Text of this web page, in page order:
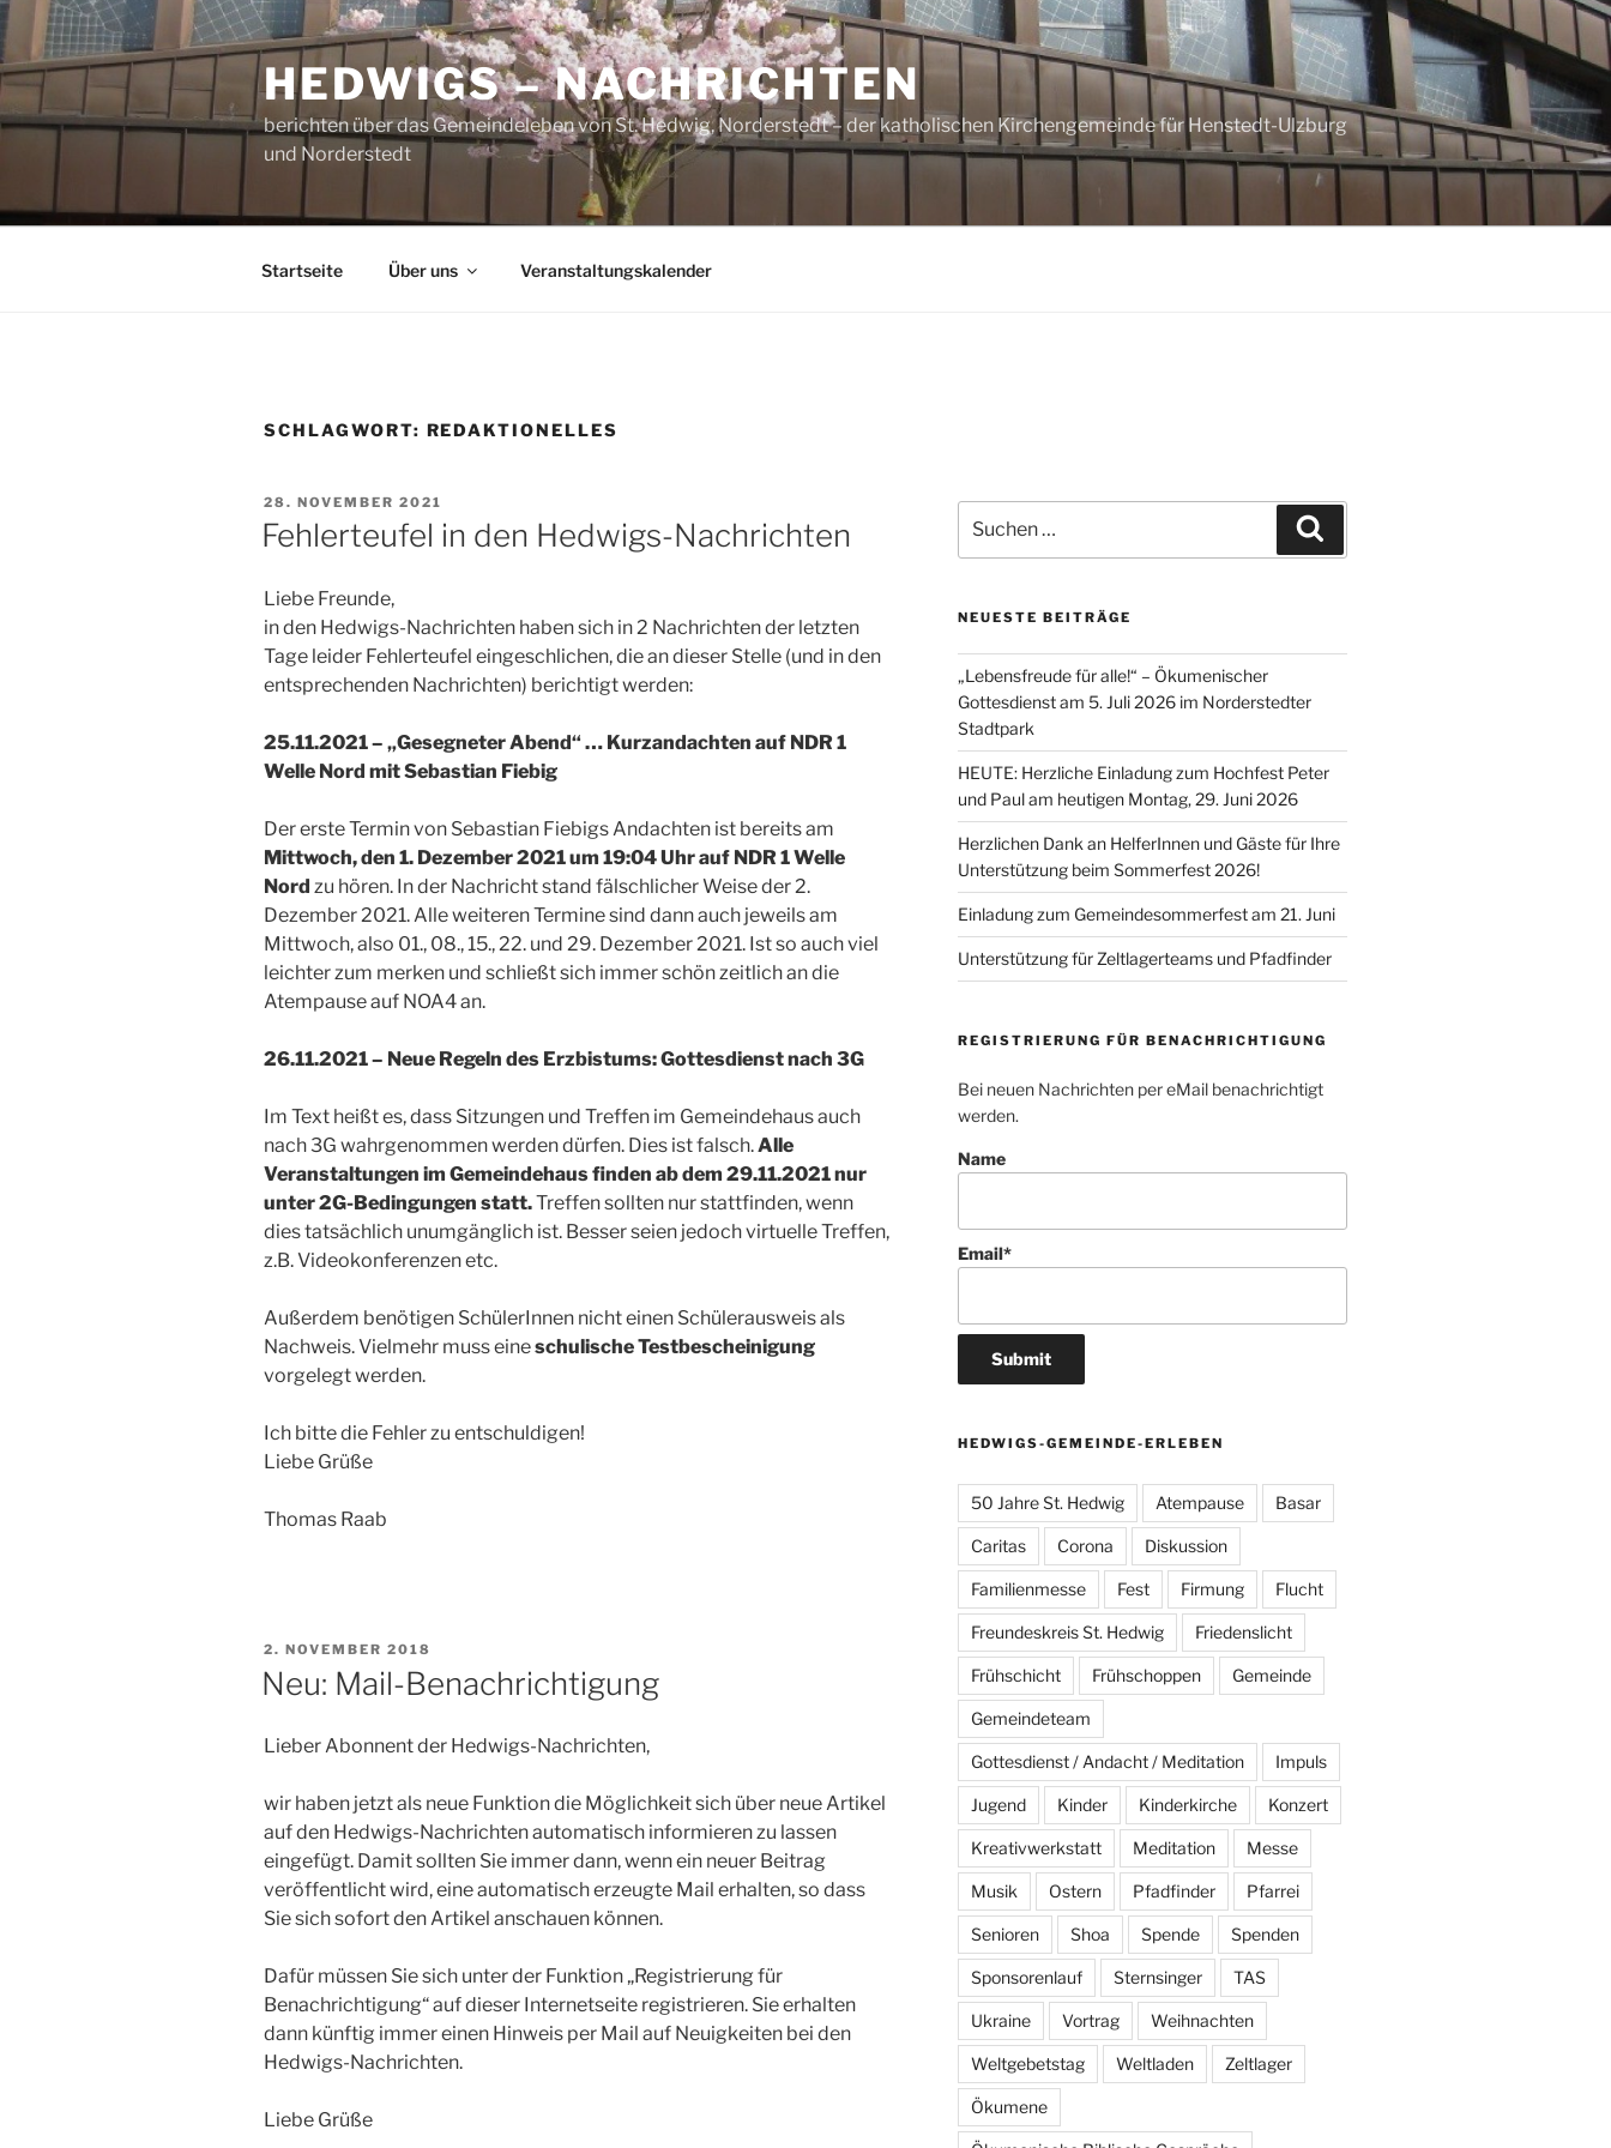
Zum
Inhalt
springen
HEDWIGS – NACHRICHTEN
berichten über das Gemeindeleben von St. Hedwig, Norderstedt – der katholischen Kirchengemeinde für Henstedt-Ulzburg
und Norderstedt
Startseite Über uns Veranstaltungskalender
SCHLAGWORT: REDAKTIONELLES
VERÖFFENTLICHT
AM
28. NOVEMBER 2021
Fehlerteufel in den Hedwigs-Nachrichten
Liebe Freunde,
in den Hedwigs-Nachrichten haben sich in 2 Nachrichten der letzten
Tage leider Fehlerteufel eingeschlichen, die an dieser Stelle (und in den
entsprechenden Nachrichten) berichtigt werden:
25.11.2021 – „Gesegneter Abend“ … Kurzandachten auf NDR 1
Welle Nord mit Sebastian Fiebig
Der erste Termin von Sebastian Fiebigs Andachten ist bereits am
Mittwoch, den 1. Dezember 2021 um 19:04 Uhr auf NDR 1 Welle
Nord zu hören. In der Nachricht stand fälschlicher Weise der 2.
Dezember 2021. Alle weiteren Termine sind dann auch jeweils am
Mittwoch, also 01., 08., 15., 22. und 29. Dezember 2021. Ist so auch viel
leichter zum merken und schließt sich immer schön zeitlich an die
Atempause auf NOA4 an.
26.11.2021 – Neue Regeln des Erzbistums: Gottesdienst nach 3G
Im Text heißt es, dass Sitzungen und Treffen im Gemeindehaus auch
nach 3G wahrgenommen werden dürfen. Dies ist falsch.Alle
Veranstaltungen im Gemeindehaus finden ab dem 29.11.2021 nur
unter 2G-Bedingungen statt.Treffen sollten nur stattfinden, wenn
dies tatsächlich unumgänglich ist. Besser seien jedoch virtuelle Treffen,
z.B. Videokonferenzen etc.
Außerdem benötigen SchülerInnen nicht einen Schülerausweis als
Nachweis. Vielmehr muss eineschulische Testbescheinigung
vorgelegt werden.
Ich bitte die Fehler zu entschuldigen!
Liebe Grüße
Thomas Raab
VERÖFFENTLICHT
2. NOVEMBER 2018
Neu: Mail-Benachrichtigung
Lieber Abonnent der Hedwigs-Nachrichten,
wir haben jetzt als neue Funktion die Möglichkeit sich über neue Artikel
auf den Hedwigs-Nachrichten automatisch informieren zu lassen
eingefügt. Damit sollten Sie immer dann, wenn ein neuer Beitrag
veröffentlicht wird, eine automatisch erzeugte Mail erhalten, so dass
Sie sich sofort den Artikel anschauen können.
Dafür müssen Sie sich unter der Funktion „Registrierung für
Benachrichtigung“ auf dieser Internetseite registrieren. Sie erhalten
dann künftig immer einen Hinweis per Mail auf Neuigkeiten bei den
Hedwigs-Nachrichten.
Liebe Grüße
nach:
NEUESTE BEITRÄGE
„Lebensfreude für alle!“ – Ökumenischer
Gottesdienst am 5. Juli 2026 im Norderstedter
Stadtpark
HEUTE: Herzliche Einladung zum Hochfest Peter
und Paul am heutigen Montag, 29. Juni 2026
Herzlichen Dank an HelferInnen und Gäste für Ihre
Unterstützung beim Sommerfest 2026!
Einladung zum Gemeindesommerfest am 21. Juni
Unterstützung für Zeltlagerteams und Pfadfinder
REGISTRIERUNG FÜR BENACHRICHTIGUNG
Bei neuen Nachrichten per eMail benachrichtigt
werden.
Name
Email*
HEDWIGS-GEMEINDE-ERLEBEN
50 Jahre St. Hedwig Atempause Basar
Caritas Corona Diskussion
Familienmesse Fest Firmung Flucht
Freundeskreis St. Hedwig Friedenslicht
Frühschicht Frühschoppen Gemeinde
Gemeindeteam
Gottesdienst / Andacht / Meditation Impuls
Jugend Kinder Kinderkirche Konzert
Kreativwerkstatt Meditation Messe
Musik Ostern Pfadfinder Pfarrei
Senioren Shoa Spende Spenden
Sponsorenlauf Sternsinger TAS
Ukraine Vortrag Weihnachten
Weltgebetstag Weltladen Zeltlager
Ökumene